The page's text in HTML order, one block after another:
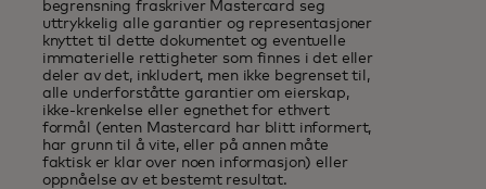
begrensning fraskriver Mastercard seg
uttrykkelig alle garantier og representasjoner
knyttet til dette dokumentet og eventuelle
immaterielle rettigheter som finnes i det eller
deler av det, inkludert, men ikke begrenset til,
alle underforståtte garantier om eierskap,
ikke-krenkelse eller egnethet for ethvert
formål (enten Mastercard har blitt informert,
har grunn til å vite, eller på annen måte
faktisk er klar over noen informasjon) eller
oppnåelse av et bestemt resultat.